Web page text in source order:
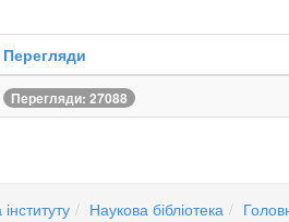
Перегляди
Перегляди: 27088
Наукова бібліотека